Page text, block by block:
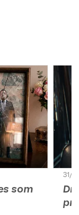
som
31/